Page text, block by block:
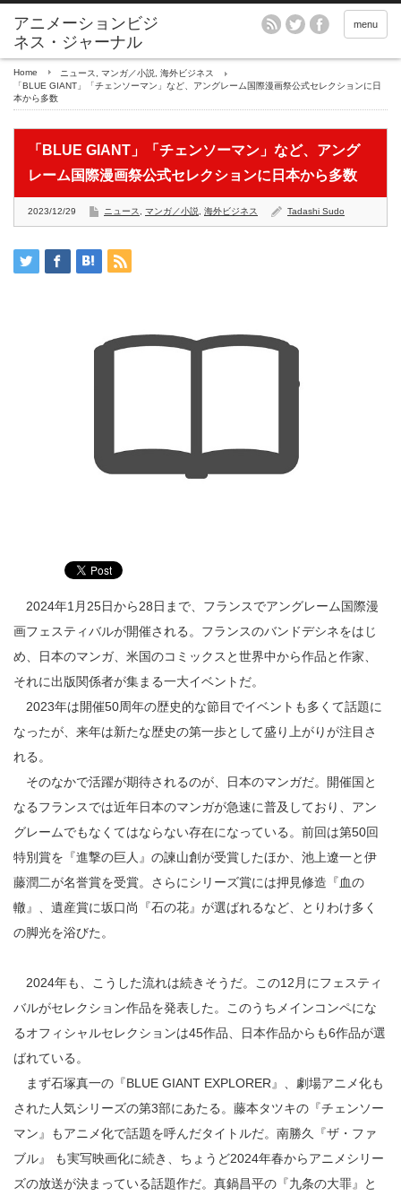
アニメーションビジ
ネス・ジャーナル
menu
Home ニュース マンガ／小説
海外ビジネス
「BLUE GIANT」「チェンソーマン」など、アングレーム国際漫画祭公式セレクションに日
本から多数
「BLUE GIANT」「チェンソーマン」など、アング
レーム国際漫画祭公式セレクションに日本から多数
2023/12/29 ニュース マンガ／小説 海外ビジネス Tadashi Sudo
2024年1月25日から28日まで、フランスでアングレーム国際漫
画フェスティバルが開催される。フランスのバンドデシネをはじ
め、日本のマンガ、米国のコミックスと世界中から作品と作家、
それに出版関係者が集まる一大イベントだ。
2023年は開催50周年の歴史的な節目でイベントも多くて話題に
なったが、来年は新たな歴史の第一歩として盛り上がりが注目さ
れる。
そのなかで活躍が期待されるのが、日本のマンガだ。開催国と
なるフランスでは近年日本のマンガが急速に普及しており、アン
グレームでもなくてはならない存在になっている。前回は第50回
特別賞を『進撃の巨人』の諫山創が受賞したほか、池上遼一と伊
藤潤二が名誉賞を受賞。さらにシリーズ賞には押見修造『血の
轍』、遺産賞に坂口尚『石の花』が選ばれるなど、とりわけ多く
の脚光を浴びた。
2024年も、こうした流れは続きそうだ。この12月にフェスティ
バルがセレクション作品を発表した。このうちメインコンペにな
るオフィシャルセレクションは45作品、日本作品からも6作品が選
ばれている。
まず石塚真一の『BLUE GIANT EXPLORER』、劇場アニメ化も
された人気シリーズの第3部にあたる。藤本タツキの『チェンソー
マン』もアニメ化で話題を呼んだタイトルだ。南勝久『ザ・ファ
ブル』 も実写映画化に続き、ちょうど2024年春からアニメシリー
ズの放送が決まっている話題作だ。真鍋昌平の『九条の大罪』と